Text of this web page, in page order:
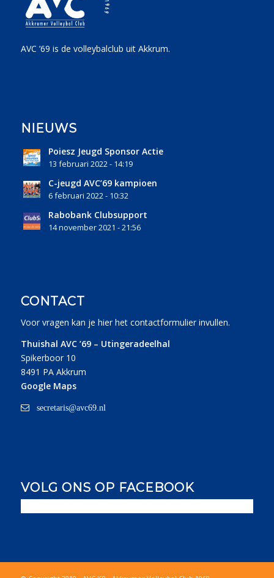
AVC ’69 is de volleybalclub uit Akkrum.
NIEUWS
Poiesz Jeugd Sponsor Actie
13 februari 2022 - 14:19
C-jeugd AVC’69 kampioen
6 februari 2022 - 10:32
Rabobank Clubsupport
14 november 2021 - 21:56
CONTACT
Voor vragen kan je hierhet contactformulier invullen.
Thuishal AVC ’69 – Utingeradeelhal
Spikerboor 10
8491 PA Akkrum
Google Maps
secretaris@avc69.nl
VOLG ONS OP FACEBOOK